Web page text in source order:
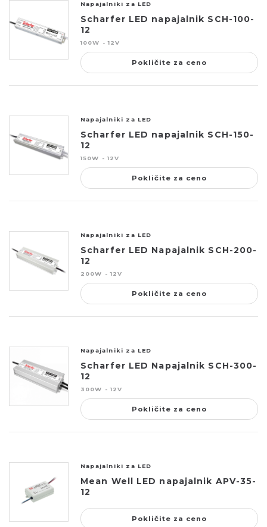
Napajalniki za LED
Scharfer LED napajalnik SCH-100-
12
100W - 12V
Pokličite za ceno
Napajalniki za LED
Scharfer LED napajalnik SCH-150-
12
150W - 12V
Pokličite za ceno
Napajalniki za LED
Scharfer LED Napajalnik SCH-200-
12
200W - 12V
Pokličite za ceno
Napajalniki za LED
Scharfer LED Napajalnik SCH-300-
12
300W - 12V
Pokličite za ceno
Napajalniki za LED
Mean Well LED napajalnik APV-35-
12
Pokličite za ceno